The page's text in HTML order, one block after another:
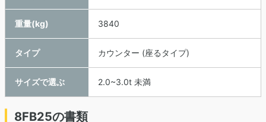
重量(kg) 3840
タイプ カウンター (座るタイプ)
サイズで選ぶ 2.0~3.0t 未満
8FB25の書類